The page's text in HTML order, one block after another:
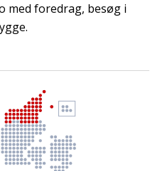
med foredrag, besøg i